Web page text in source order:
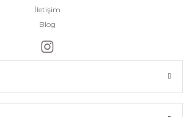
İletişim
Blog